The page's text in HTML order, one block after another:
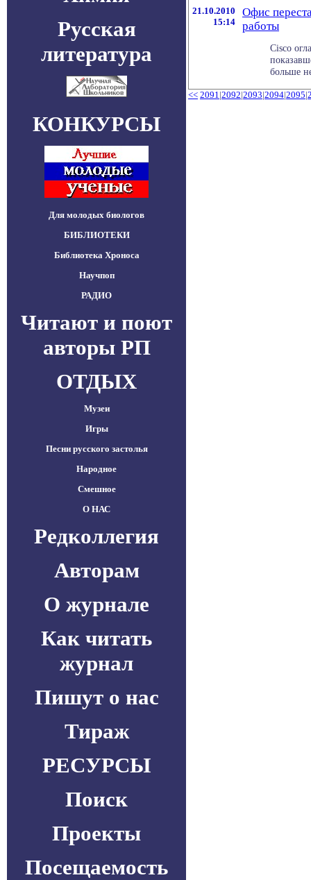
Русская
литература
КОНКУРСЫ
Для молодых биологов
БИБЛИОТЕКИ
Библиотека Хроноса
Научпоп
РАДИО
Читают и поют
авторы РП
ОТДЫХ
Музеи
Игры
Песни русского застолья
Народное
Смешное
О НАС
Редколлегия
Авторам
О журнале
Как читать
журнал
Пишут о нас
Тираж
РЕСУРСЫ
Поиск
Проекты
Посещаемость
21.10.2010
15:14
Офис
работы
Cisco
больше
<< 2091|2092|2093|2094|2095|